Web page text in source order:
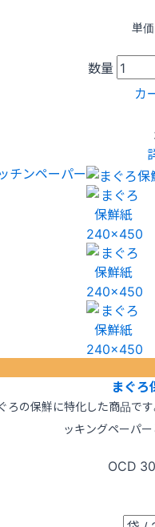
単価
数量
カ
チンペーパー
まぐ
ろの保鮮に特化した商品で
ッキングペーパ
OCD